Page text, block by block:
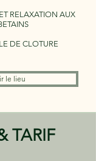
RELAXATION AUX
DE CLOTURE
le lieu
TARIF